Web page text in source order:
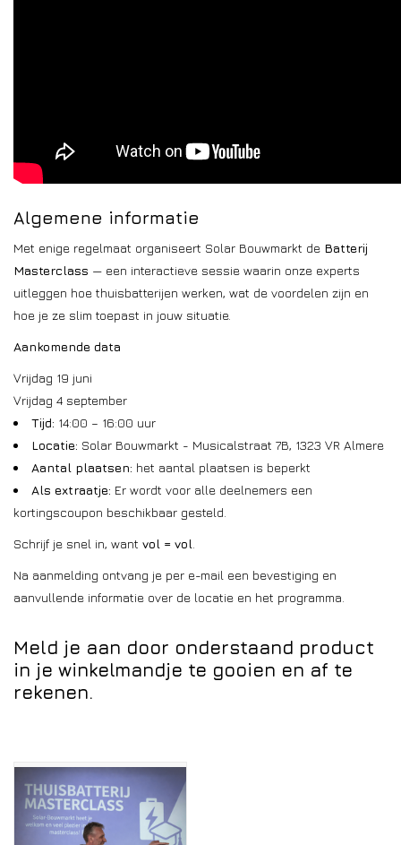
0% BTW tarief
Algemene informatie
Met enige regelmaat organiseert Solar Bouwmarkt de Batterij
Masterclass — een interactieve sessie waarin onze experts
uitleggen hoe thuisbatterijen werken, wat de voordelen zijn en
hoe je ze slim toepast in jouw situatie.
Aankomende data
Vrijdag 19 juni
Vrijdag 4 september
Tijd: 14:00 – 16:00 uur
Locatie: Solar Bouwmarkt - Musicalstraat 7B, 1323 VR Almere
Aantal plaatsen: het aantal plaatsen is beperkt
Als extraatje: Er wordt voor alle deelnemers een
kortingscoupon beschikbaar gesteld.
Schrijf je snel in, want vol = vol
Na aanmelding ontvang je per e-mail een bevestiging en
aanvullende informatie over de locatie en het programma.
Meld je aan door onderstaand product
in je winkelmandje te gooien en af te
rekenen.